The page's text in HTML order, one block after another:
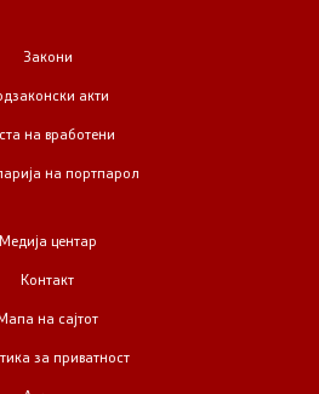
Закони
акти
на вработени
на портпарол
Медија центар
Контакт
на сајтот
за приватност